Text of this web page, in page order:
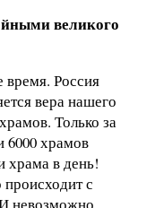
великого
Россия
вера нашего
Только за
6000 храмов
храма в день!
с